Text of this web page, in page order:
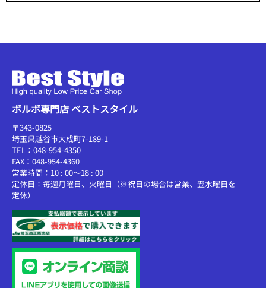
ボルボ専門店 ベストスタイル
〒343-0825
埼玉県越谷市大成町7-189-1
TEL：048-954-4350
FAX：048-954-4360
営業時間：10 : 00～18 : 00
定休日：毎週月曜日、火曜日（※祝日の場合は営業、翌水曜日を
定休）